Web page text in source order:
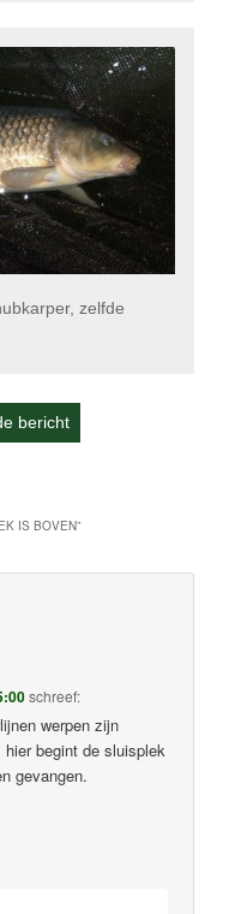
zelfde
bericht
IS BOVEN”
schreef:
werpen zijn
begint de sluisplek
gevangen.